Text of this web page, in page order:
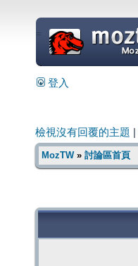
=
登入
檢視沒有回覆的主題
MozTW» 討論區首頁